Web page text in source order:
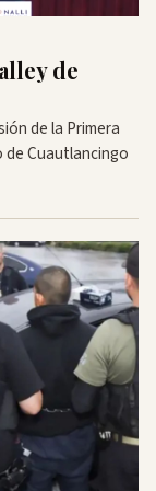
de
de la Primera
de Cuautlancingo